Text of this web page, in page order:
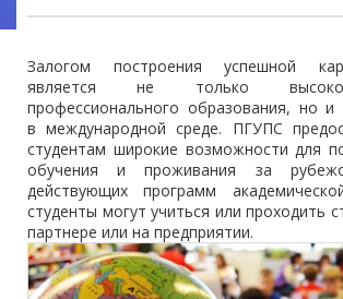
Залогом построения успешной
является не только
профессионального образования, но
в международной среде. ПГУПС
студентам широкие возможности для
обучения и проживания за
действующих программ
студенты могут учиться или проходить
партнере или на предприятии.